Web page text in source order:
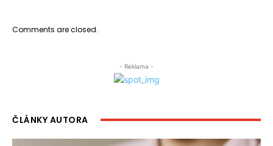
Comments are closed.
- Reklama -
ČLÁNKY AUTORA